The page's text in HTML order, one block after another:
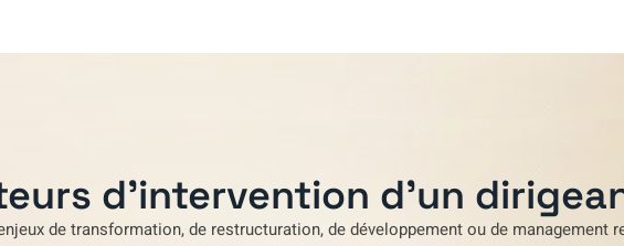
d'intervention d'un
de transformation,de restructuration,de développementou de management